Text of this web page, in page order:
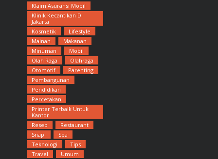
Klaim Asuransi Mobil
Klinik Kecantikan Di
Jakarta
Kosmetik
Lifestyle
Mainan
Makanan
Minuman
Mobil
Olah Raga
Olahraga
Otomotif
Parenting
Pembangunan
Pendidikan
Percetakan
Printer Terbaik Untuk
Kantor
Resep
Restaurant
Snapi
Spa
Teknologi
Tips
Travel
Umum